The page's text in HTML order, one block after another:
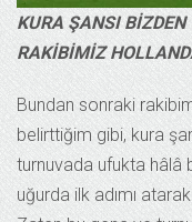
KURA ŞANSI
RAKİBİMİZ
Bundan sonraki
belirttiğim gibi, kura
turnuvada ufukta hâlâ
uğurda ilk adımı